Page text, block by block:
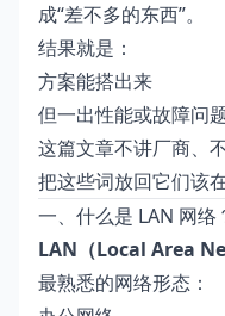
成“差不多的东西”。
结果就是：
方案能搭出来
但一出性能或故障问
这篇文章不讲厂商、
把这些词放回它们该
一、什么是 LAN 网络
LAN（Local Area
最熟悉的网络形态：